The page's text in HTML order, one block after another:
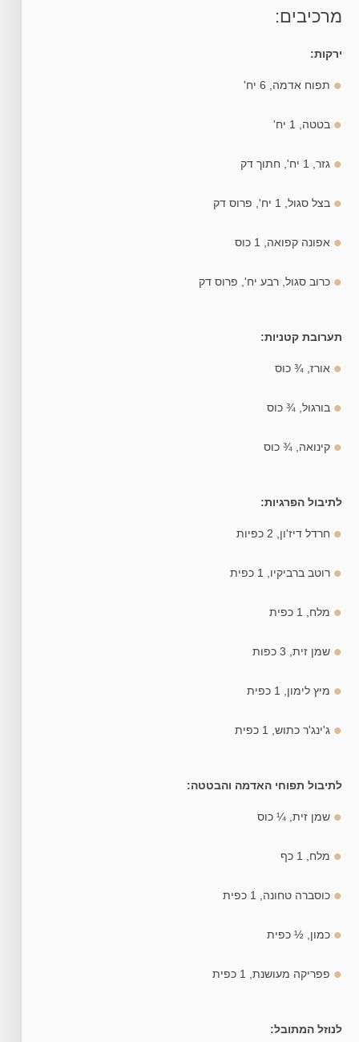
מרכיבים:
ירקות:
תפוח אדמה, 6 יח'
בטטה, 1 יח'
גזר, 1 יח', חתוך דק
בצל סגול, 1 יח', פרוס דק
אפונה קפואה, 1 כוס
כרוב סגול, רבע יח', פרוס דק
תערובת קטניות:
אורז, ¾ כוס
בורגול, ¾ כוס
קינואה, ¾ כוס
לתיבול הפרגיות:
חרדל דיז'ון, 2 כפיות
רוטב ברביקיו, 1 כפית
מלח, 1 כפית
שמן זית, 3 כפות
מיץ לימון, 1 כפית
ג'ינג'ר כתוש, 1 כפית
לתיבול תפוחי האדמה והבטטה:
שמן זית, ¼ כוס
מלח, 1 כף
כוסברה טחונה, 1 כפית
כמון, ½ כפית
פפריקה מעושנת, 1 כפית
לנוזל המתובל: